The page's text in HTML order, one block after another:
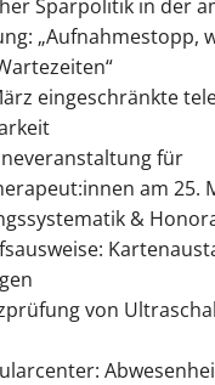
Sparpolitik in der
„Aufnahmestopp,
eingeschränkte
für
am 25.
&
von